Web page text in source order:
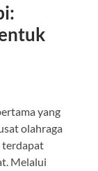
yang
olahraga
terdapat
Melalui